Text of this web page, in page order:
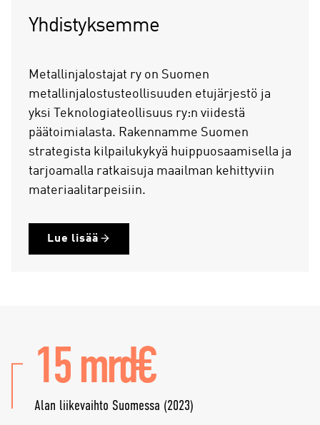
Yhdistyksemme
Metallinjalostajat ry on Suomen
metallinjalostusteollisuuden etujärjestö ja
yksi Teknologiateollisuus ry:n viidestä
päätoimialasta. Rakennamme Suomen
strategista kilpailukykyä huippuosaamisella ja
tarjoamalla ratkaisuja maailman kehittyviin
materiaalitarpeisiin.
Lue lisää
15 mrd€
Alan liikevaihto Suomessa (2023)